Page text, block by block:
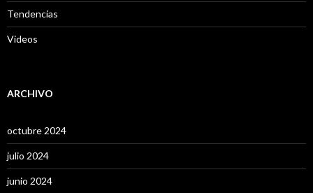
Tendencias
Videos
ARCHIVO
octubre 2024
julio 2024
junio 2024